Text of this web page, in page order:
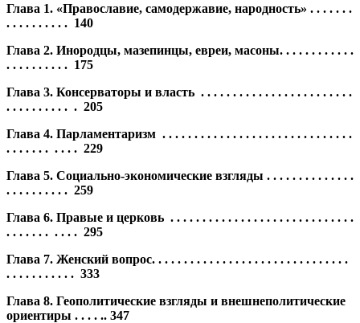
Глава 1. «Православие, самодержавие, народность» . . . . . . .
. . . . . . . . . . 140
Глава 2. Инородцы, мазепинцы, евреи, масоны. . . . . . . . . . . .
. . . . . . . . . . 175
Глава 3. Консерваторы и власть . . . . . . . . . . . . . . . . . . . . . . . .
. . . . . . . . . . . 205
Глава 4. Парламентаризм . . . . . . . . . . . . . . . . . . . . . . . . . . . . . .
. . . . . . . . . . . 229
Глава 5. Социально-экономические взгляды . . . . . . . . . . . . . .
. . . . . . . . . . 259
Глава 6. Правые и церковь . . . . . . . . . . . . . . . . . . . . . . . . . . . . .
. . . . . . . . . . . 295
Глава 7. Женский вопрос. . . . . . . . . . . . . . . . . . . . . . . . . . . . . . .
. . . . . . . . . . . 333
Глава 8. Геополитические взгляды и внешнеполитические
ориентиры . . . . .. 347